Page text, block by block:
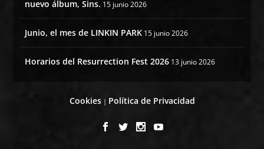
nuevo álbum, Sins. 15 junio 2026
Junio, el mes de LINKIN PARK 15 junio 2026
Horarios del Resurrection Fest 2026 13 junio 2026
Cookies| Política de Privacidad